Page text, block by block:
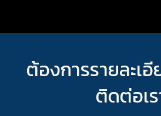
ต้องการรายละเ
ติดต่อเ